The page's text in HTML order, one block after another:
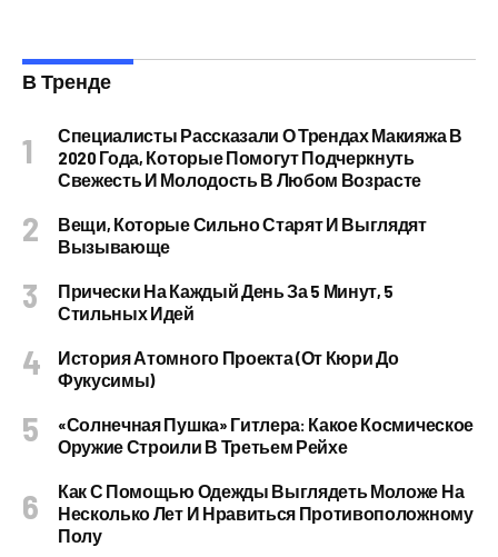
В Тренде
Специалисты Рассказали О Трендах Макияжа В
2020 Года, Которые Помогут Подчеркнуть
Свежесть И Молодость В Любом Возрасте
Вещи, Которые Сильно Старят И Выглядят
Вызывающе
Прически На Каждый День За 5 Минут, 5
Стильных Идей
История Атомного Проекта (от Кюри До
Фукусимы)
«Солнечная Пушка» Гитлера: Какое Космическое
Оружие Строили В Третьем Рейхе
Как С Помощью Одежды Выглядеть Моложе На
Несколько Лет И Нравиться Противоположному
Полу